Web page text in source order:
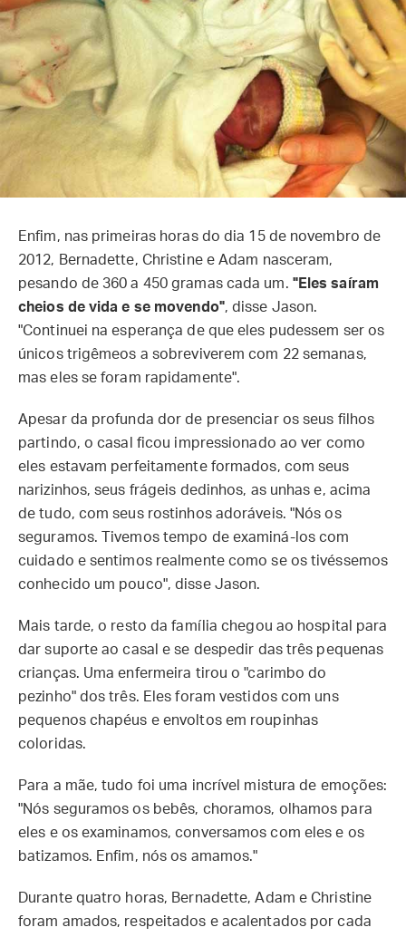
Enfim, nas primeiras horas do dia 15 de novembro de
2012, Bernadette, Christine e Adam nasceram,
pesando de 360 a 450 gramas cada um. "Eles saíram
cheios de vida e se movendo", disse Jason.
"Continuei na esperança de que eles pudessem ser os
únicos trigêmeos a sobreviverem com 22 semanas,
mas eles se foram rapidamente".
Apesar da profunda dor de presenciar os seus filhos
partindo, o casal ficou impressionado ao ver como
eles estavam perfeitamente formados, com seus
narizinhos, seus frágeis dedinhos, as unhas e, acima
de tudo, com seus rostinhos adoráveis. "Nós os
seguramos. Tivemos tempo de examiná-los com
cuidado e sentimos realmente como se os tivéssemos
conhecido um pouco", disse Jason.
Mais tarde, o resto da família chegou ao hospital para
dar suporte ao casal e se despedir das três pequenas
crianças. Uma enfermeira tirou o "carimbo do
pezinho" dos três. Eles foram vestidos com uns
pequenos chapéus e envoltos em roupinhas
coloridas.
Para a mãe, tudo foi uma incrível mistura de emoções:
"Nós seguramos os bebês, choramos, olhamos para
eles e os examinamos, conversamos com eles e os
batizamos. Enfim, nós os amamos."
Durante quatro horas, Bernadette, Adam e Christine
foram amados, respeitados e acalentados por cada